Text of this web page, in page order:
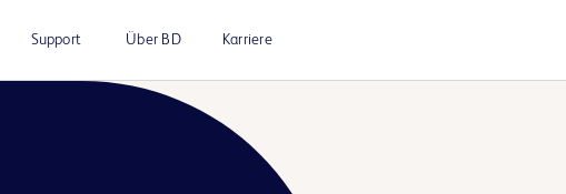
Support Über BD Karriere